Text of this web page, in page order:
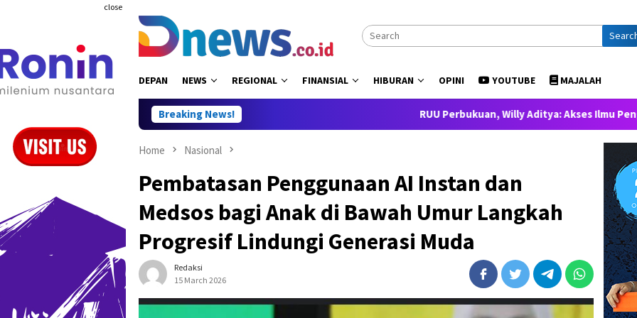
close
DEPAN NEWS REGIONAL FINANSIAL HIBURAN OPINI YOUTUBE MAJALAH
Breaking News! RUU Perbukuan, Willy Aditya: Akses Ilmu Pengetahuan adalah
Home Nasional
Pembatasan Penggunaan AI Instan dan
Medsos bagi Anak di Bawah Umur Langkah
Progresif Lindungi Generasi Muda
Redaksi
15 March 2026